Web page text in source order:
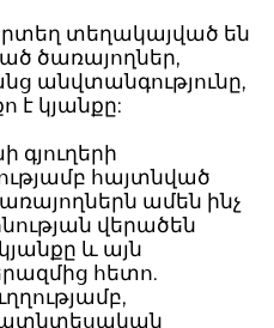
որտեղ տեղակայված են
ծառայողներ,
անվտանգությունը,
է կյանքը:
հայտնված
ամեն ինչ
վերածեն
և այն
հետո.